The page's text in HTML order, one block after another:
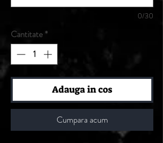
0/30
Cantitate *
Adauga in cos
Cumpara acum